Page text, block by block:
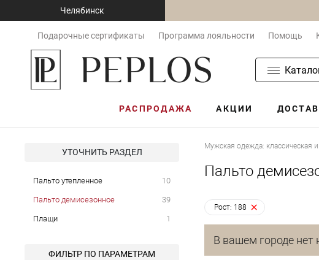
Челябинск
Подарочные сертификаты Программа лояльности Помощь
РАСПРОДАЖА АКЦИИ
УТОЧНИТЬ РАЗДЕЛ
Пальто утепленное 10
Пальто демисезонное 39
Плащи 1
ФИЛЬТР ПО ПАРАМЕТРАМ
Мужская одежда: классическая
Пальто
Рост: 188
В вашем городе нет